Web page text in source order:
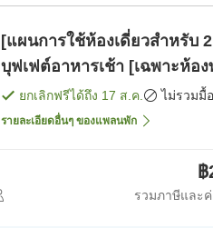
[แผนการใช้ห้องเดี่ยวสำหรับ
บุฟเฟต์อาหารเช้า [เฉพาะห้อง
ยกเลิกฟรีได้ถึง 17 ส.ค. ไม่รวมมื้
รายละเอียดอื่นๆ ของแพลนพัก
รวมภาษีและ